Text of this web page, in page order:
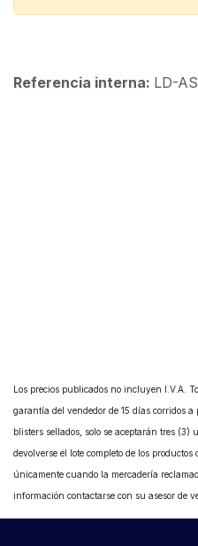
Referencia interna: LD-
Los precios publicados no incluyen I.V.A.
garantía del vendedor de 15 días corridos
blisters sellados, solo se aceptarán tres (3)
devolverse el lote completo de los
únicamente cuando la mercadería
información contactarse con su asesor de